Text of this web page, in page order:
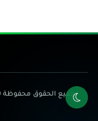
جميع الحقوق محفوظة